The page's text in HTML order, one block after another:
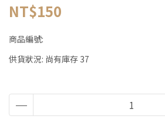
NT$150
商品編號:
供貨狀況: 尚有庫存 37